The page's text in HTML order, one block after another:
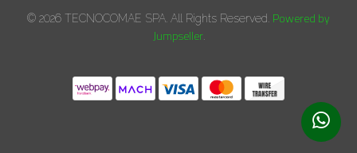
© 2026 TECNOCOMAE SPA. All Rights Reserved. Powered by
Jumpseller.